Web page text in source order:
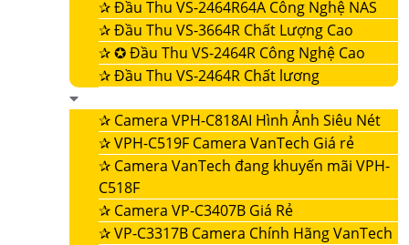
✰Đầu Thu VS-2464R64A Công Nghệ NAS
✰Đầu Thu VS-3664R Chất Lượng Cao
✰✪ Đầu Thu VS-2464R Công Nghệ Cao
✰Đầu Thu VS-2464R Chất lương
✰ Camera VPH-C818AI Hình Ảnh Siêu Nét
✰VPH-C519F Camera VanTech Giá rẻ
✰ Camera VanTech đang khuyến mãi VPH-
C518F
✰ Camera VP-C3407B Giá Rẻ
✰VP-C3317B Camera Chính Hãng VanTech